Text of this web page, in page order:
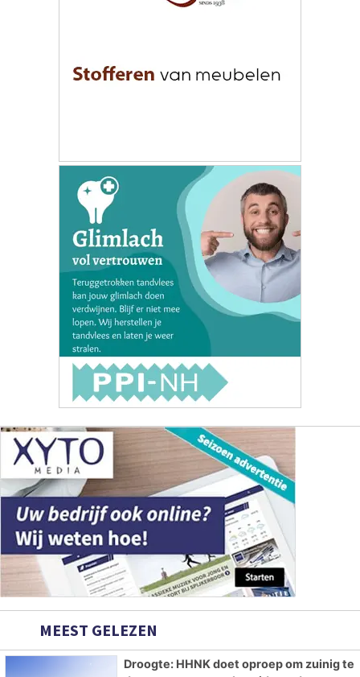
MEEST GELEZEN
Droogte: HHNK doet oproep om zuinig te